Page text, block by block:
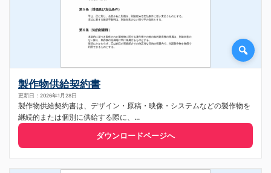
製作物供給契約書
更新日：2026年1月28日
製作物供給契約書は、デザイン・原稿・映像・システムなどの製作物を
継続的または個別に供給する際に、...
ダウンロードページへ